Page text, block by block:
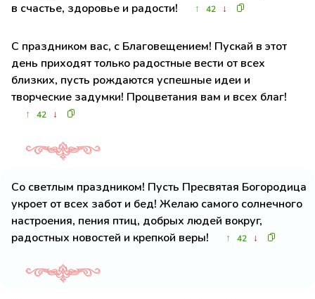
в счастье, здоровье и радости!
↑ 42 ↓
С праздником вас, с Благовещением! Пускай в этот
день приходят только радостные вести от всех
близких, пусть рождаются успешные идеи и
творческие задумки! Процветания вам и всех благ!
↑ 42 ↓
Со светлым праздником! Пусть Пресвятая Богородица
укроет от всех забот и бед! Желаю самого солнечного
настроения, пения птиц, добрых людей вокруг,
радостных новостей и крепкой веры!
↑ 42 ↓